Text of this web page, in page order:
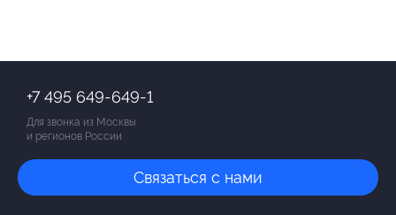
+7 495 649-649-1
Для звонка из Москвы
и регионов России
Связаться с нами